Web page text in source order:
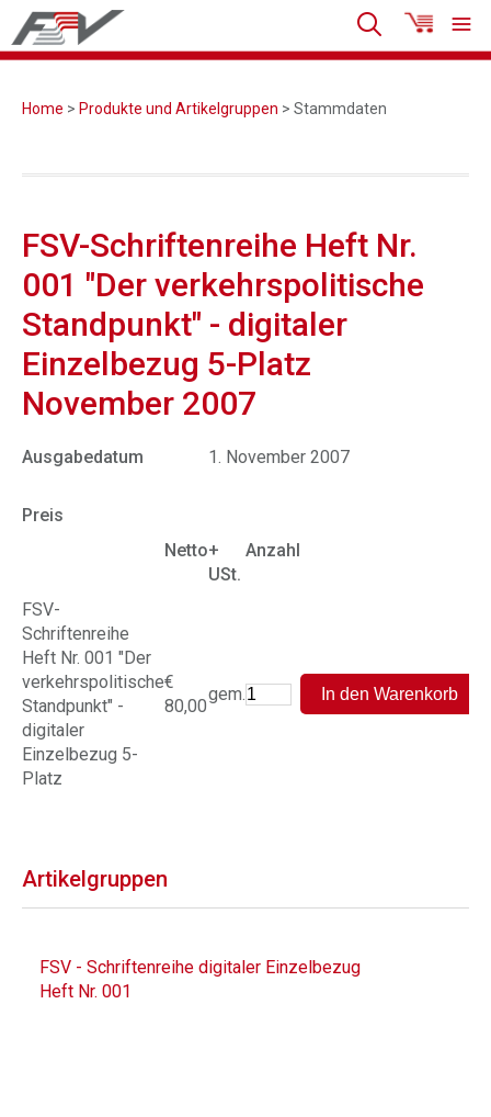
Home > Produkte und Artikelgruppen > Stammdaten
FSV-Schriftenreihe Heft Nr.
001 "Der verkehrspolitische
Standpunkt" - digitaler
Einzelbezug 5-Platz
November 2007
Ausgabedatum 1. November 2007
Preis
Netto+
USt.
Anzahl
FSV-
Schriftenreihe
Heft Nr. 001 "Der
verkehrspolitische
Standpunkt" -
digitaler
Einzelbezug 5-
Platz
€
80,00
gem.
Artikelgruppen
FSV - Schriftenreihe digitaler Einzelbezug
Heft Nr. 001